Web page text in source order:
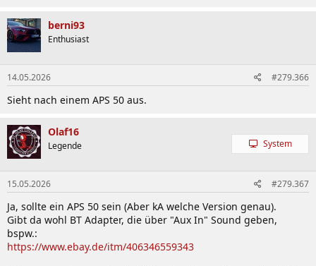
berni93
Enthusiast
14.05.2026 #279.366
Sieht nach einem APS 50 aus.
Olaf16
Legende System
15.05.2026 #279.367
Ja, sollte ein APS 50 sein (Aber kA welche Version genau).
Gibt da wohl BT Adapter, die über "Aux In" Sound geben,
bspw.:
https://www.ebay.de/itm/406346559343